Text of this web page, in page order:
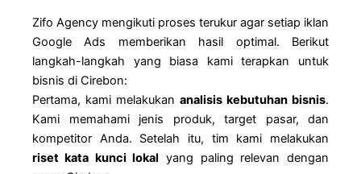
Zifo Agency mengikuti proses terukur agar setiap iklan
Google Ads memberikan hasil optimal. Berikut
langkah-langkah yang biasa kami terapkan untuk
bisnis di Cirebon:
Pertama, kami melakukan analisis kebutuhan bisnis.
Kami memahami jenis produk, target pasar, dan
kompetitor Anda. Setelah itu, tim kami melakukan
riset kata kunci lokal yang paling relevan dengan